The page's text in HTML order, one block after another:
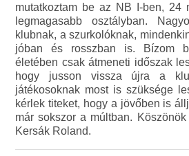
mutatkoztam be az NB I-ben, 24
legmagasabb osztályban.
klubnak, a szurkolóknak,
jóban és rosszban is. Bízom
életében csak átmeneti időszak
hogy jusson vissza újra a
játékosoknak most is szüksége
kérlek titeket, hogy a jövőben is
már sokszor a múltban.
Kersák Roland.